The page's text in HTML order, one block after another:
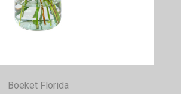
Boeket Florida